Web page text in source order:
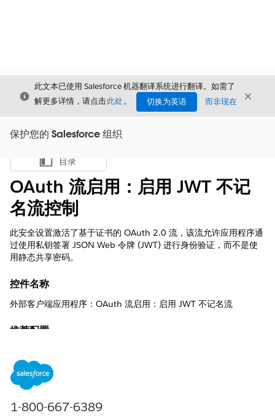
关闭
此文本已使用 Salesforce 机器翻译系统进行翻译。如需了
解更多详情，请点击此处。 切换为英语 而非现在 关闭
保护您的 Salesforce 组织
显示目录
目录
OAuth 流启用：启用 JWT 不记
名流控制
此安全设置激活了基于证书的 OAuth 2.0 流，该流允许应用程序通
过使用私钥签署 JSON Web 令牌 (JWT) 进行身份验证，而不是使
用静态共享密码。
控件名称
外部客户端应用程序：OAuth 流启用：启用 JWT 不记名流
推荐配置
控制概览
过使用私钥签署 JSON Web 令牌 (JWT) 进行身份验证，而不是使
1-800-667-6389